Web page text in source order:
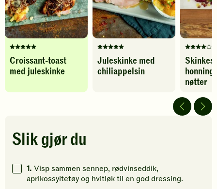
Denne
oppskriften
har
5
Klikk
for
gi
din
vurdering.
Croissant-toast
med juleskinke
Denne
oppskriften
har
din
vurdering.
Juleskinke med
chiliappelsin
Denne
har
fått
av
5
nøtter
Slik gjør du
1. Visp sammen sennep, rødvinseddik,
aprikossyltetøy og hvitløk til en god dressing.